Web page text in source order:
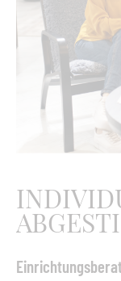
Beseitigt Sand
Sehr effektiv, bis
Minimale
Einfach zu reinigen
Für die
Extrudierte PVC-
UV-resistente